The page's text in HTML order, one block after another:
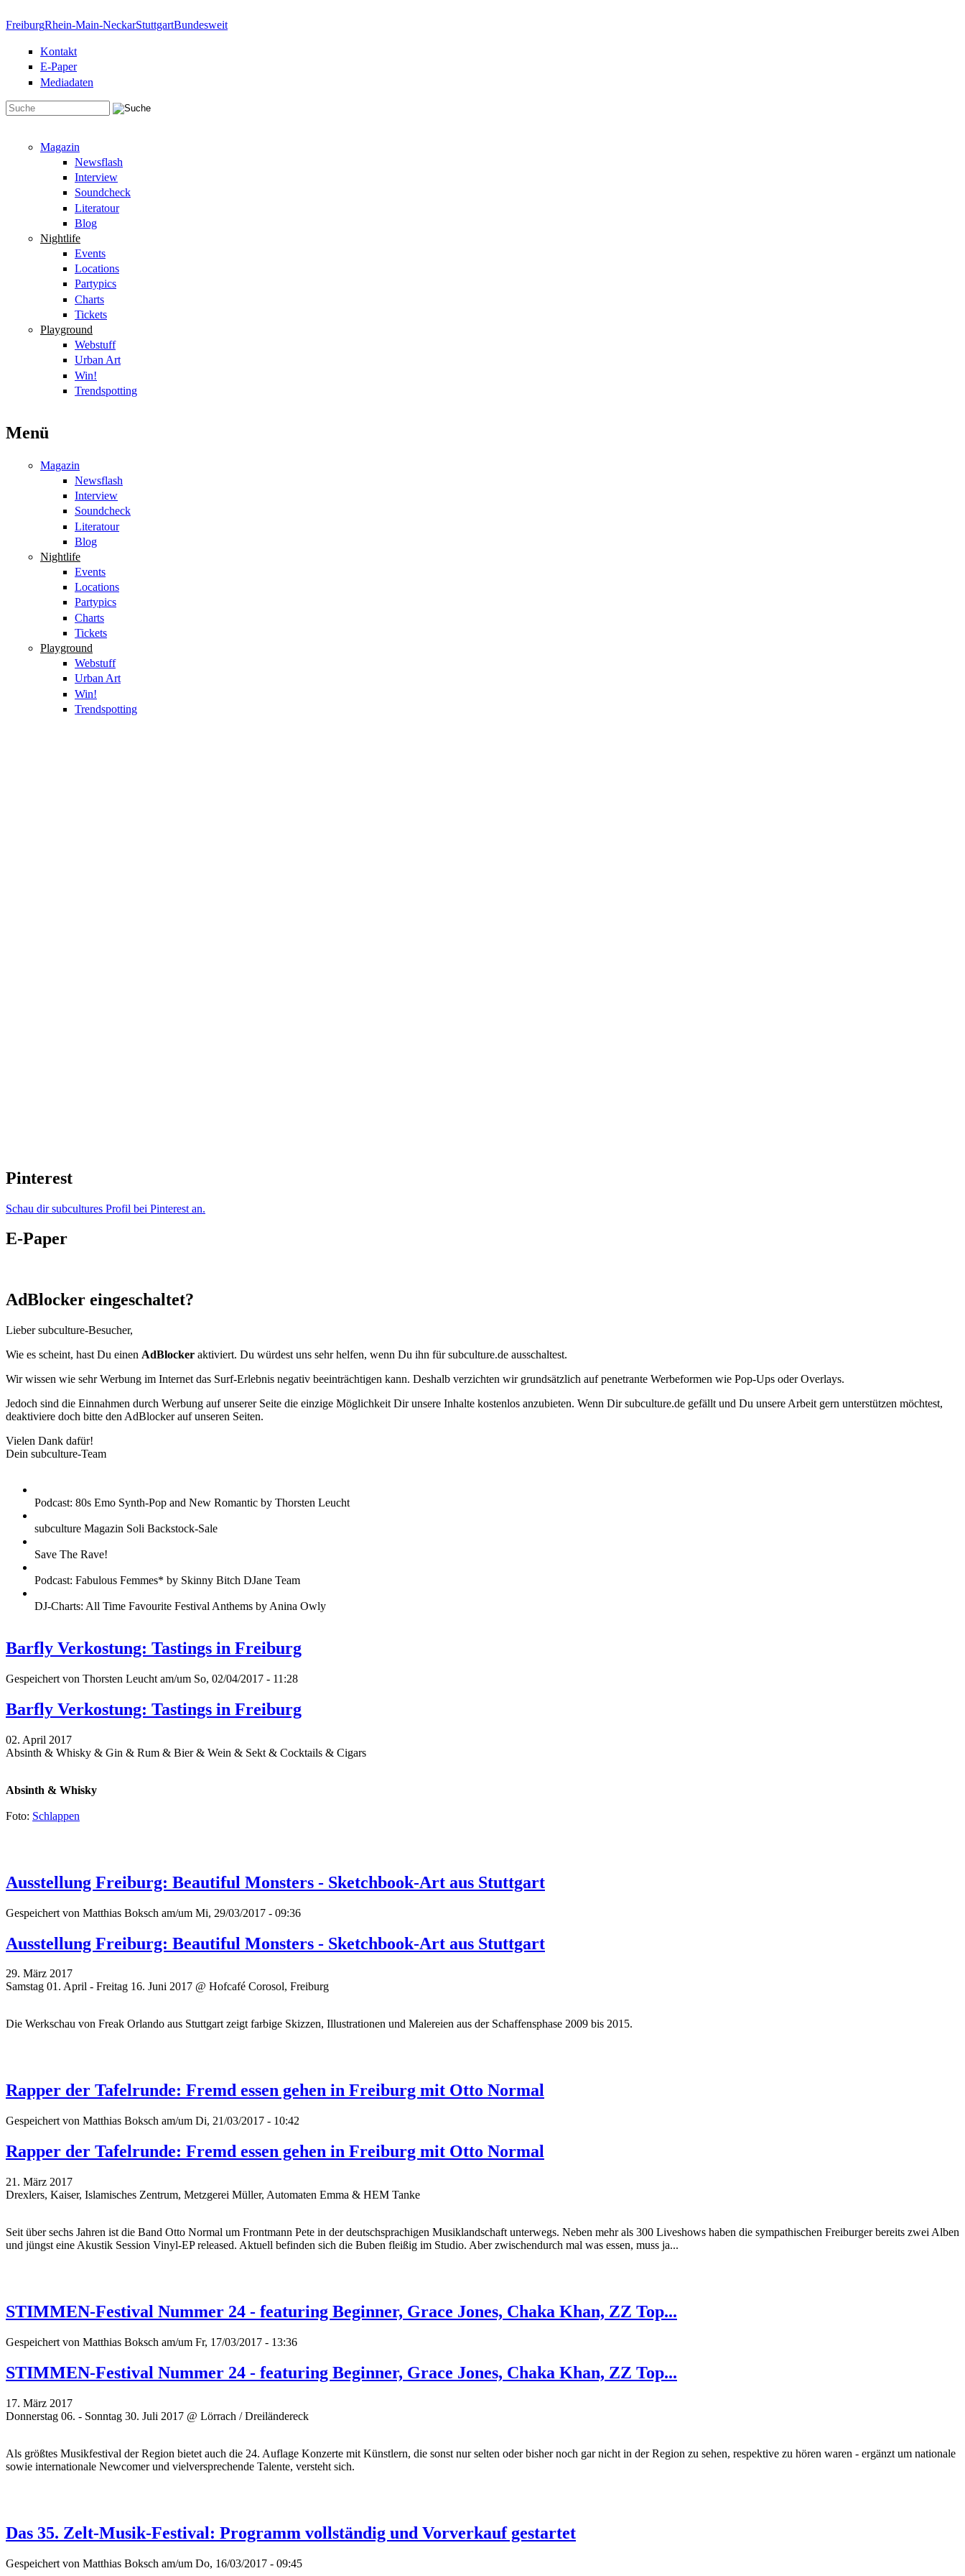
FreiburgRhein-Main-NeckarStuttgartBundesweit
Kontakt
E-Paper
Mediadaten
Magazin
Newsflash
Interview
Soundcheck
Literatour
Blog
Nightlife
Events
Locations
Partypics
Charts
Tickets
Playground
Webstuff
Urban Art
Win!
Trendspotting
Menü
Magazin
Newsflash
Interview
Soundcheck
Literatour
Blog
Nightlife
Events
Locations
Partypics
Charts
Tickets
Playground
Webstuff
Urban Art
Win!
Trendspotting
Pinterest
Schau dir subcultures Profil bei Pinterest an.
E-Paper
AdBlocker eingeschaltet?
Lieber subculture-Besucher,
Wie es scheint, hast Du einen AdBlocker aktiviert. Du würdest uns sehr helfen, wenn Du ihn für subculture.de ausschaltest.
Wir wissen wie sehr Werbung im Internet das Surf-Erlebnis negativ beeinträchtigen kann. Deshalb verzichten wir grundsätzlich auf penetrante Werbeformen wie Pop-Ups oder Overlays.
Jedoch sind die Einnahmen durch Werbung auf unserer Seite die einzige Möglichkeit Dir unsere Inhalte kostenlos anzubieten. Wenn Dir subculture.de gefällt und Du unsere Arbeit gern unterstützen möchtest,
deaktiviere doch bitte den AdBlocker auf unseren Seiten.
Vielen Dank dafür!
Dein subculture-Team
Podcast: 80s Emo Synth-Pop and New Romantic by Thorsten Leucht
subculture Magazin Soli Backstock-Sale
Save The Rave!
Podcast: Fabulous Femmes* by Skinny Bitch DJane Team
DJ-Charts: All Time Favourite Festival Anthems by Anina Owly
Barfly Verkostung: Tastings in Freiburg
Gespeichert von Thorsten Leucht am/um So, 02/04/2017 - 11:28
Barfly Verkostung: Tastings in Freiburg
02. April 2017
Absinth & Whisky & Gin & Rum & Bier & Wein & Sekt & Cocktails & Cigars
Absinth & Whisky
Foto: Schlappen
Ausstellung Freiburg: Beautiful Monsters - Sketchbook-Art aus Stuttgart
Gespeichert von Matthias Boksch am/um Mi, 29/03/2017 - 09:36
Ausstellung Freiburg: Beautiful Monsters - Sketchbook-Art aus Stuttgart
29. März 2017
Samstag 01. April - Freitag 16. Juni 2017 @ Hofcafé Corosol, Freiburg
Die Werkschau von Freak Orlando aus Stuttgart zeigt farbige Skizzen, Illustrationen und Malereien aus der Schaffensphase 2009 bis 2015.
Rapper der Tafelrunde: Fremd essen gehen in Freiburg mit Otto Normal
Gespeichert von Matthias Boksch am/um Di, 21/03/2017 - 10:42
Rapper der Tafelrunde: Fremd essen gehen in Freiburg mit Otto Normal
21. März 2017
Drexlers, Kaiser, Islamisches Zentrum, Metzgerei Müller, Automaten Emma & HEM Tanke
Seit über sechs Jahren ist die Band Otto Normal um Frontmann Pete in der deutschsprachigen Musiklandschaft unterwegs. Neben mehr als 300 Liveshows haben die sympathischen Freiburger bereits zwei Alben
und jüngst eine Akustik Session Vinyl-EP released. Aktuell befinden sich die Buben fleißig im Studio. Aber zwischendurch mal was essen, muss ja...
STIMMEN-Festival Nummer 24 - featuring Beginner, Grace Jones, Chaka Khan, ZZ Top...
Gespeichert von Matthias Boksch am/um Fr, 17/03/2017 - 13:36
STIMMEN-Festival Nummer 24 - featuring Beginner, Grace Jones, Chaka Khan, ZZ Top...
17. März 2017
Donnerstag 06. - Sonntag 30. Juli 2017 @ Lörrach / Dreiländereck
Als größtes Musikfestival der Region bietet auch die 24. Auflage Konzerte mit Künstlern, die sonst nur selten oder bisher noch gar nicht in der Region zu sehen, respektive zu hören waren - ergänzt um nationale
sowie internationale Newcomer und vielversprechende Talente, versteht sich.
Das 35. Zelt-Musik-Festival: Programm vollständig und Vorverkauf gestartet
Gespeichert von Matthias Boksch am/um Do, 16/03/2017 - 09:45